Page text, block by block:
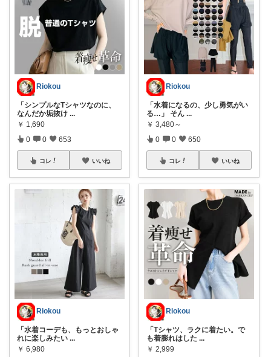
Riokou
「シンプルなTシャツなのに、
なんだか垢抜け ...
￥ 1,690
0 0 653
コレ いいね
Riokou
「水着コーデも、もっとおしゃ
れに楽しみたい ...
￥ 6,980
Riokou
「水着になるの、少し勇気がい
る…」 そん ...
￥ 3,480～
0 0 650
コレ いいね
Riokou
「Tシャツ、ラクに着たい。で
も着膨れはした ...
￥ 2,999